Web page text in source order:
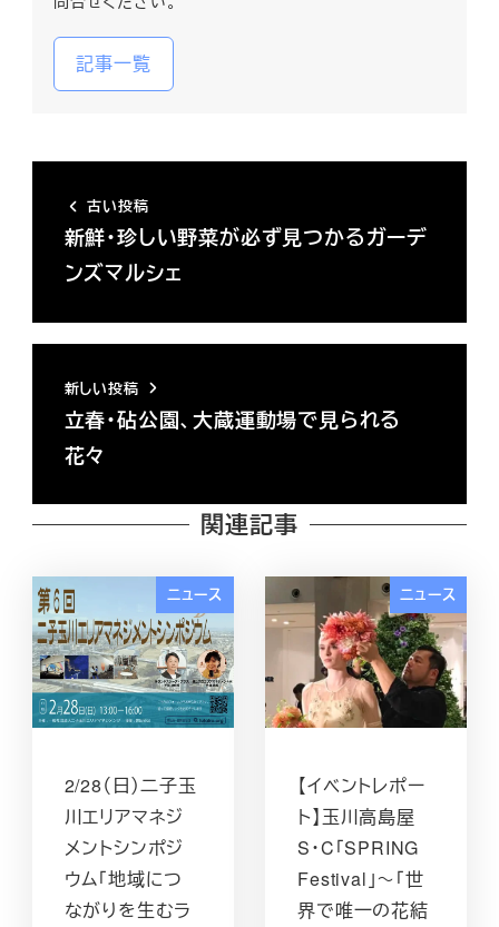
記事一覧
古い投稿
新鮮・珍しい野菜が必ず見つかるガーデ
ンズマルシェ
新しい投稿
立春・砧公園、大蔵運動場で見られる
花々
関連記事
ニュース
2/28（日）二子玉
川エリアマネジ
メントシンポジ
ウム「地域につ
ながりを生むラ
ニュース
【イベントレポー
ト】玉川高島屋
S･C「SPRING
Festival」～「世
界で唯一の花結